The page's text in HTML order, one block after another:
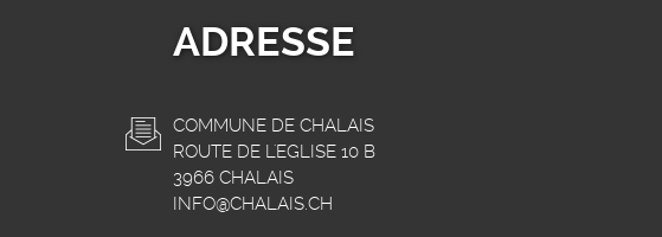
ADRESSE
COMMUNE DE CHALAIS
ROUTE DE L'EGLISE 10 B
3966 CHALAIS
INFO@CHALAIS.CH